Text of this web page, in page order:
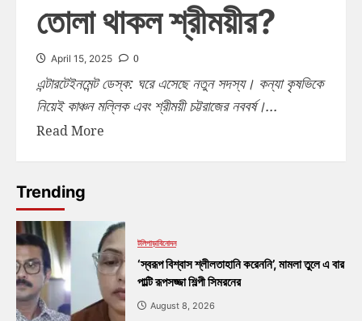
তোলা থাকল শ্রীময়ীর?
April 15, 2025 0
এন্টারটেইনমেন্ট ডেস্ক: ঘরে এসেছে নতুন সদস্য। কন্যা কৃষভিকে
নিয়েই কাঞ্চন মল্লিক এবং শ্রীময়ী চট্টরাজের নববর্ষ।...
Read More
Trending
টলিপাড়াবিনোদন
‘স্বরূপ বিশ্বাস শ্লীলতাহানি করেননি’, মামলা তুলে এ বার
পাল্টি রূপসজ্জা শিল্পী সিমরনের
August 8, 2026